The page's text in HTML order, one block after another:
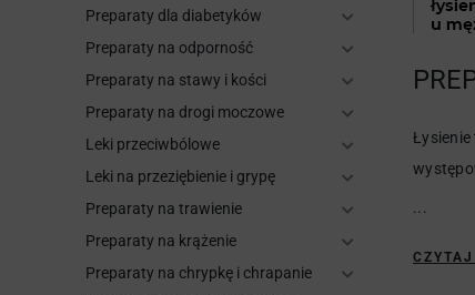
Preparaty dla diabetyków
Preparaty na odporność
Preparaty na stawy i kości
Preparaty na drogi moczowe
Leki przeciwbólowe
Leki na przeziębienie i grypę
Preparaty na trawienie
Preparaty na krążenie
Preparaty na chrypkę i chrapanie
...